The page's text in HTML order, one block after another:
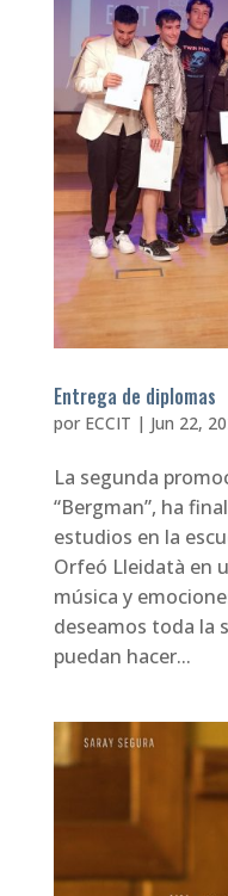
Entrega de diplomas
por ECCIT | Jun 22,
La segunda
“Bergman”, ha
estudios en la
Orfeó Lleidatà en
música y
deseamos toda la
puedan hacer...